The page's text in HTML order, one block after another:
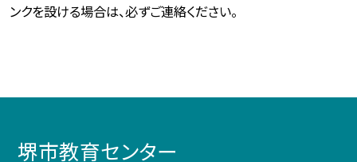
ンクを設ける場合は、必ずご連絡ください。
堺市教育センター